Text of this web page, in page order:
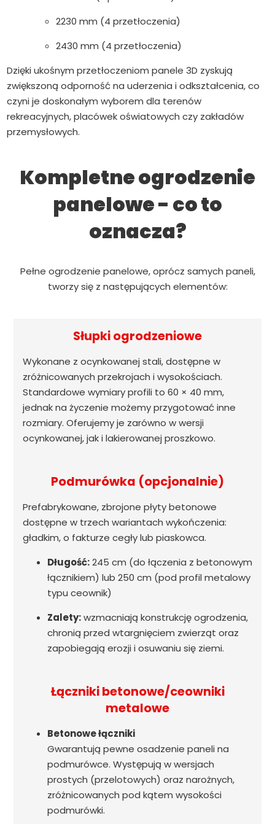
2230 mm (4 przetłoczenia)
2430 mm (4 przetłoczenia)
Dzięki ukośnym przetłoczeniom panele 3D zyskują
zwiększoną odporność na uderzenia i odkształcenia, co
czyni je doskonałym wyborem dla terenów
rekreacyjnych, placówek oświatowych czy zakładów
przemysłowych.
Kompletne ogrodzenie
panelowe - co to
oznacza?
Pełne ogrodzenie panelowe, oprócz samych paneli,
tworzy się z następujących elementów:
Słupki ogrodzeniowe
Wykonane z ocynkowanej stali, dostępne w
zróżnicowanych przekrojach i wysokościach.
Standardowe wymiary profili to 60 × 40 mm,
jednak na życzenie możemy przygotować inne
rozmiary. Oferujemy je zarówno w wersji
ocynkowanej, jak i lakierowanej proszkowo.
Podmurówka (opcjonalnie)
Prefabrykowane, zbrojone płyty betonowe
dostępne w trzech wariantach wykończenia:
gładkim, o fakturze cegły lub piaskowca.
Długość:245 cm (do łączenia z betonowym
łącznikiem) lub 250 cm (pod profil metalowy
typu ceownik)
Zalety:wzmacniają konstrukcję ogrodzenia,
chronią przed wtargnięciem zwierząt oraz
zapobiegają erozji i osuwaniu się ziemi.
Łączniki betonowe/ceowniki
metalowe
Betonowe łączniki
Gwarantują pewne osadzenie paneli na
podmurówce. Występują w wersjach
prostych (przelotowych) oraz narożnych,
zróżnicowanych pod kątem wysokości
podmurówki.